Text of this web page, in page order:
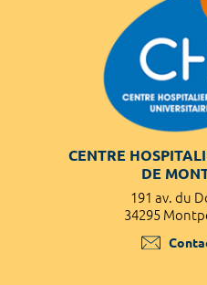
CENTRE
DE
191 av. du
34295